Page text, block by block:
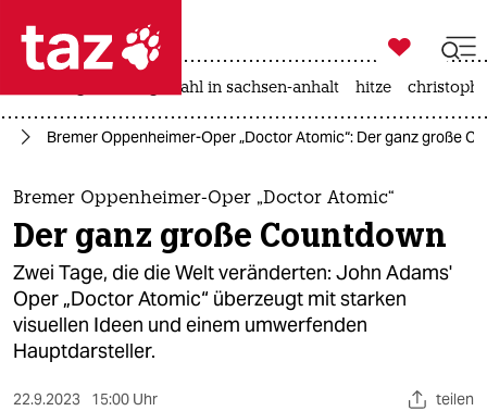
 taz zahl ich
taz zahl ich
themen
politik
öko
gesellschaft
kultur

taz zahl ich
landtagswahl in sachsen-anhalt hitze
Bremer Oppenheimer-Oper „Doctor Atomic“: Der ganz große
Bremer Oppenheimer-Oper „Doctor Atomic“
Der ganz große Countdown
Zwei Tage, die die Welt veränderten: John Adams'
Oper „Doctor Atomic“ überzeugt mit starken
visuellen Ideen und einem umwerfenden
Hauptdarsteller.
22.9.2023 15:00 Uhr teilen